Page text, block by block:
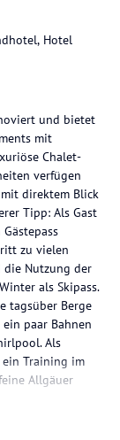
Hotel
und bietet
mit
Chalet-
verfügen
direktem Blick
Tipp: Als Gast
zu vielen
die Nutzung der
als Skipass.
tagsüber Berge
paar Bahnen
Als
Training im
Allgäuer